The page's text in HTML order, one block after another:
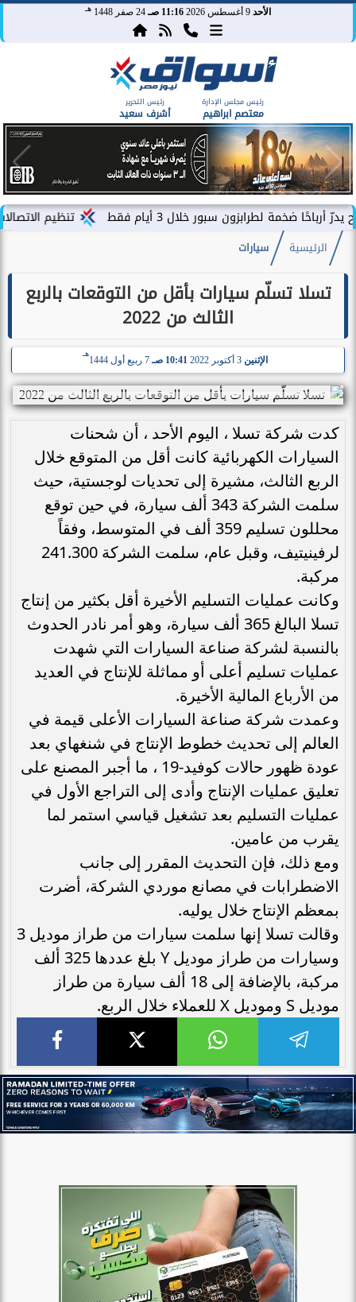
الأحد 11:16 صـ 24 صفر 1448 هـ
رئيس مجلس الإدارة
معتصم ابراهيم
رئيس التحرير
أشرف سعيد
تنظيم الاتصالات يصدر لطرابزون سبور خلال 3 أيام فقط
الرئيسية سيارات
تسلا تسلّم سيارات بأقل من التوقعات بالربع
الثالث من 2022
الإثنين 3 أكتوبر 2022 10:41 صـ 7 ربيع أول 1444
هـ
كدت شركة تسلا ، اليوم الأحد ، أن شحنات
السيارات الكهربائية كانت أقل من المتوقع خلال
الربع الثالث، مشيرة إلى تحديات لوجستية، حيث
سلمت الشركة 343 ألف سيارة، في حين توقع
محللون تسليم 359 ألف في المتوسط، وفقاً
لرفينيتيف، وقبل عام، سلمت الشركة 241.300
مركبة.
وكانت عمليات التسليم الأخيرة أقل بكثير من إنتاج
تسلا البالغ 365 ألف سيارة، وهو أمر نادر الحدوث
بالنسبة لشركة صناعة السيارات التي شهدت
عمليات تسليم أعلى أو مماثلة للإنتاج في العديد
من الأرباع المالية الأخيرة.
وعمدت شركة صناعة السيارات الأعلى قيمة في
العالم إلى تحديث خطوط الإنتاج في شنغهاي بعد
عودة ظهور حالات كوفيد-19 ، ما أجبر المصنع على
تعليق عمليات الإنتاج وأدى إلى التراجع الأول في
عمليات التسليم بعد تشغيل قياسي استمر لما
يقرب من عامين.
ومع ذلك، فإن التحديث المقرر إلى جانب
الاضطرابات في مصانع موردي الشركة، أضرت
بمعظم الإنتاج خلال يوليه.
وقالت تسلا إنها سلمت سيارات من طراز موديل 3
وسيارات من طراز موديل Y بلغ عددها 325 ألف
مركبة، بالإضافة إلى 18 ألف سيارة من طراز
موديل S وموديل X للعملاء خلال الربع.